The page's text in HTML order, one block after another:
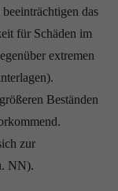
das
für Schäden im
extremen
Beständen
zur
NN).